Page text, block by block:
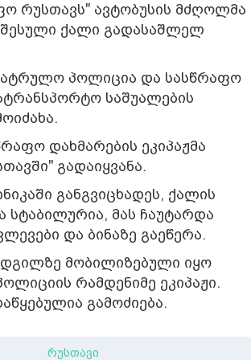
რუსთავს" ავტობუსის მძღოლმა
ქალი გადასაშლელ
პოლიცია და სასწრაფო
საშუალების
დახმარების ეკიპაჟმა
გადაიყვანა.
განგვიცხადეს, ქალის
სტაბილურია, მას ჩაუტარდა
და ბინაზე გაეწერა.
მობილიზებული იყო
რამდენიმე ეკიპაჟი.
გამოძიება.
რუსთავი